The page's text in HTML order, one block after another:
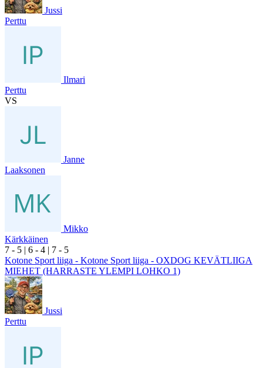
Jussi
Perttu
Ilmari
Perttu
VS
Janne
Laaksonen
Mikko
Kärkkäinen
7 - 5 | 6 - 4 | 7 - 5
Kotone Sport liiga - Kotone Sport liiga - OXDOG KEVÄTLIIGA
MIEHET (HARRASTE YLEMPI LOHKO 1)
Jussi
Perttu